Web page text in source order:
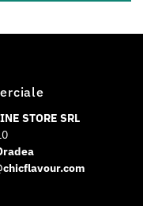
STORE SRL